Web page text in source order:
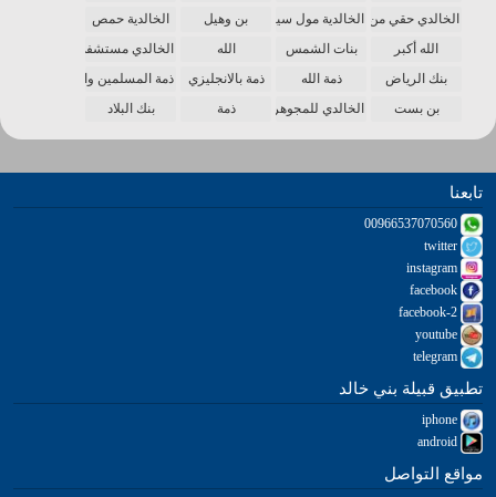
الخالدي حقي من الدنياالخالدية مول سينما بن وهيل
الخالدية حمص
الله أكبر
بنات الشمس الله
الخالدي مستشفى
بنك الرياض
ذمة الله ذمة بالانجليزي
ذمة المسلمين واحدة
بن بست
الخالدي للمجوهرات ذمة بنك البلاد
تابعنا
تطبيق قبيلة بني خالد
مواقع التواصل